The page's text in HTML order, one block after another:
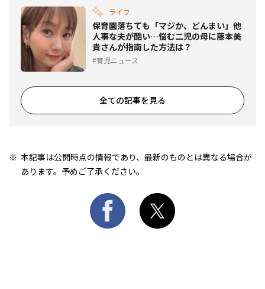
ライフ
保育園落ちても「マジか、どんまい」他
人事な夫が酷い…悩む二児の母に藤本美
貴さんが指南した方法は？
育児ニュース
全ての記事を見る
本記事は公開時点の情報であり、最新のものとは異なる場合が
あります。予めご了承ください。